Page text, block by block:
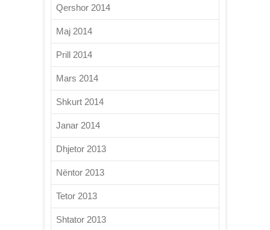
Qershor 2014
Maj 2014
Prill 2014
Mars 2014
Shkurt 2014
Janar 2014
Dhjetor 2013
Nëntor 2013
Tetor 2013
Shtator 2013